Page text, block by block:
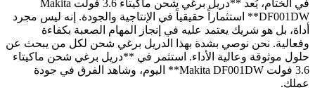
في الختام، يُعد **دريل برغي شحن ماكيتاء 3.6 فولت Makita
DF001DW** استثماراً حقيقياً في الإنتاجية والجودة. إنه ليس مجرد
أداة، بل هو شريك يعتمد عليه في إنجاز المهام الصعبة بكفاءة
وفعالية. نحن نوصي بشدة بهذا الدريل برغي شحن لكل من يبحث عن
حلول موثوقة وعالية الأداء. استثمر في **دريل برغي شحن ماكيتاء
3.6 فولت Makita DF001DW** اليوم، وشاهد الفرق في جودة
عملك.